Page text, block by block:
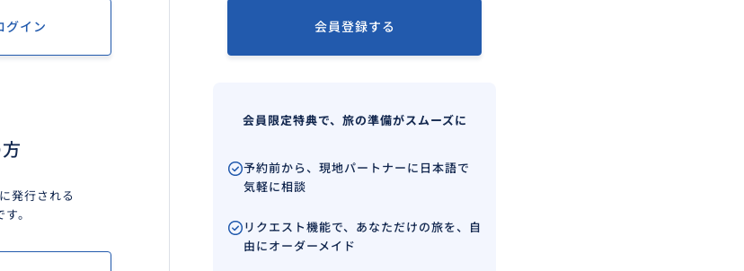
グイン 会員登録する
会員限定特典で、旅の準備がスムーズに
予約前から、現地パートナーに日本語で
気軽に相談
リクエスト機能で、あなただけの旅を、自
由にオーダーメイド
発行される
。